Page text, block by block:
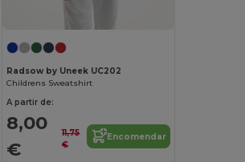
Radsow by Uneek UC202
Childrens Sweatshirt
A partir de:
8,00
€
11,75
€
Encomendar